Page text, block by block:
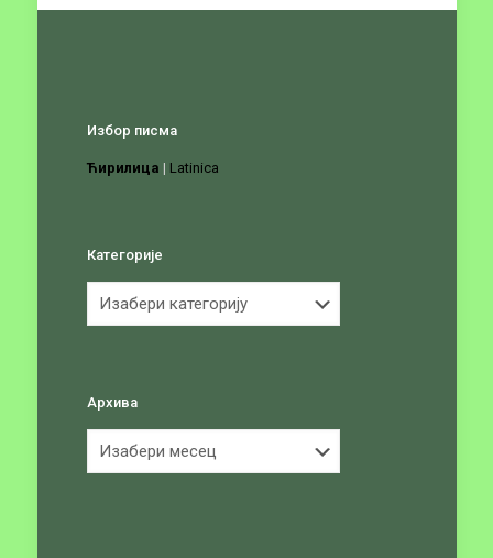
Избор писма
Ћирилица | Latinica
Категорије
Архива